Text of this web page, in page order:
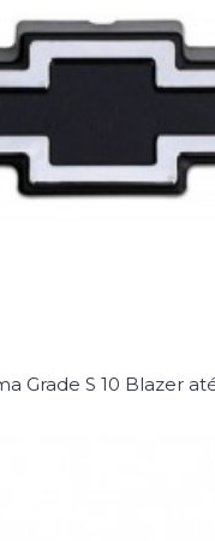
Grade S 10 Blazer